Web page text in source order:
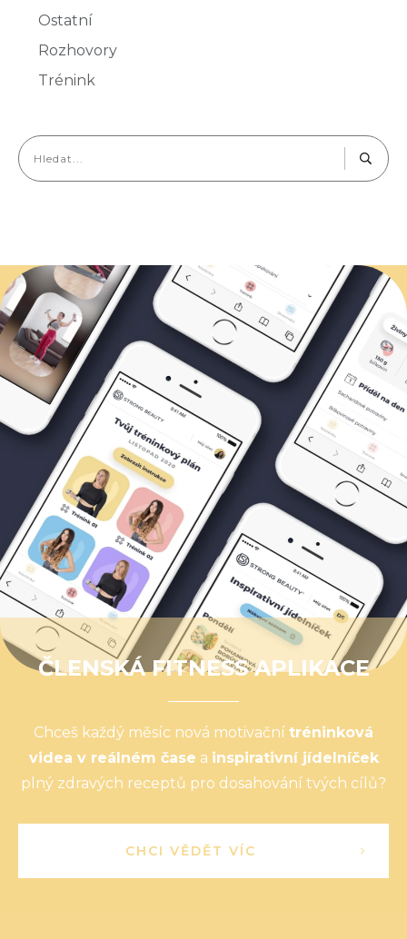
Ostatní
Rozhovory
Trénink
ČLENSKÁ FITNESS APLIKACE
Chceš každý měsíc nová motivační tréninková
videa v reálném čase a inspirativní jídelníček
plný zdravých receptů pro dosahování tvých cílů?
CHCI VĚDĚT VÍC